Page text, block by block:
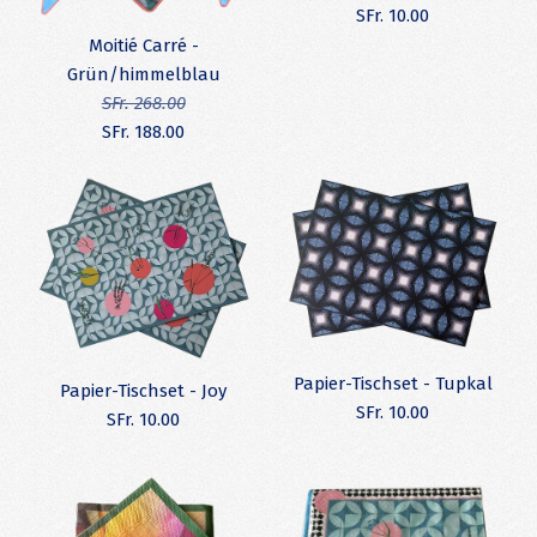
Mehr Details →
Moitié Carré -
gestreift/dunkelrot
Mehr Details →
Moitié Carré -
Grün/himmelblau
SFr. 268.00
SFr. 188.00
Grün/himmelblau
SFr. 10.00
Bilder / 2 /3
Papier-Tischset -
Frangipani
Papier-Tischset - Joy
SFr. 10.00
Papier-Tischset - Tupkal
SFr. 10.00